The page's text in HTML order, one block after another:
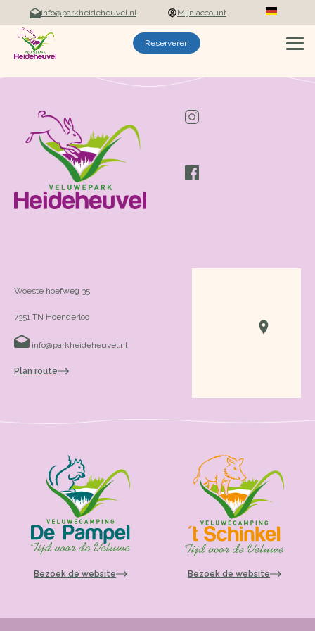
info@parkheideheuvel.nl Mijn account Nederlands
Reserveren
Woeste hoefweg 35
7351 TN Hoenderloo
info@parkheideheuvel.nl
Plan route
Bezoek de website Bezoek de website